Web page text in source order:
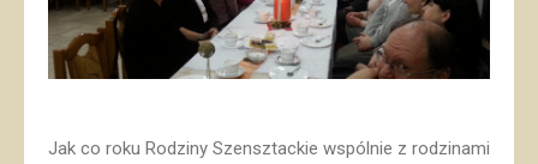
Jak co roku Rodziny Szensztackie wspólnie z rodzinami